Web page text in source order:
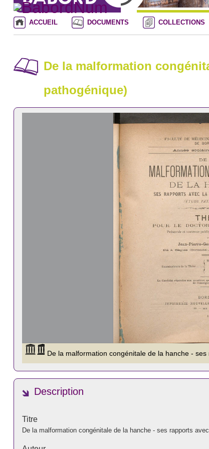
ACCUEIL DOCUMENTS COLLECTIONS
De la malformation
pathogénique)
Description
Titre
De la malformation congénitale de la hanche - ses rapports